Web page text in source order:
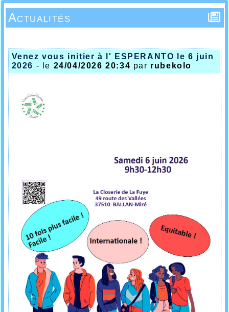
Actualités
Venez vous initier à l' ESPERANTO le 6 juin
2026 - le 24/04/2026 20:34 par rubekolo